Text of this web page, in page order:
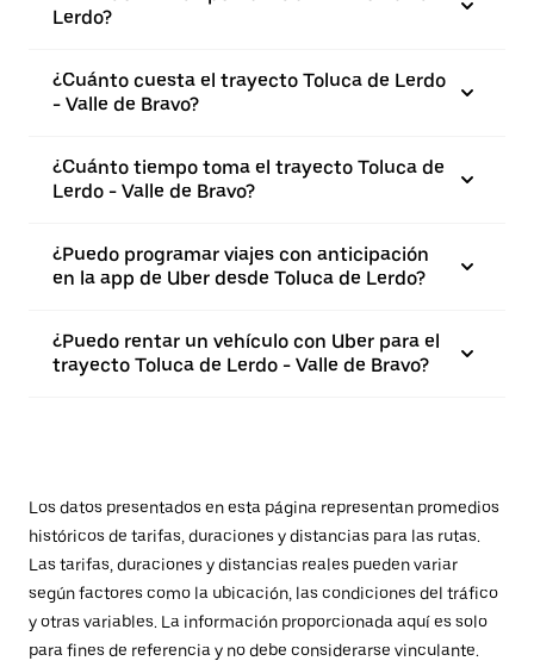
Lerdo?
¿Cuánto cuesta el trayecto Toluca de Lerdo
- Valle de Bravo?
¿Cuánto tiempo toma el trayecto Toluca de
Lerdo - Valle de Bravo?
¿Puedo programar viajes con anticipación
en la app de Uber desde Toluca de Lerdo?
¿Puedo rentar un vehículo con Uber para el
trayecto Toluca de Lerdo - Valle de Bravo?
Los datos presentados en esta página representan promedios
históricos de tarifas, duraciones y distancias para las rutas.
Las tarifas, duraciones y distancias reales pueden variar
según factores como la ubicación, las condiciones del tráfico
y otras variables. La información proporcionada aquí es solo
para fines de referencia y no debe considerarse vinculante.